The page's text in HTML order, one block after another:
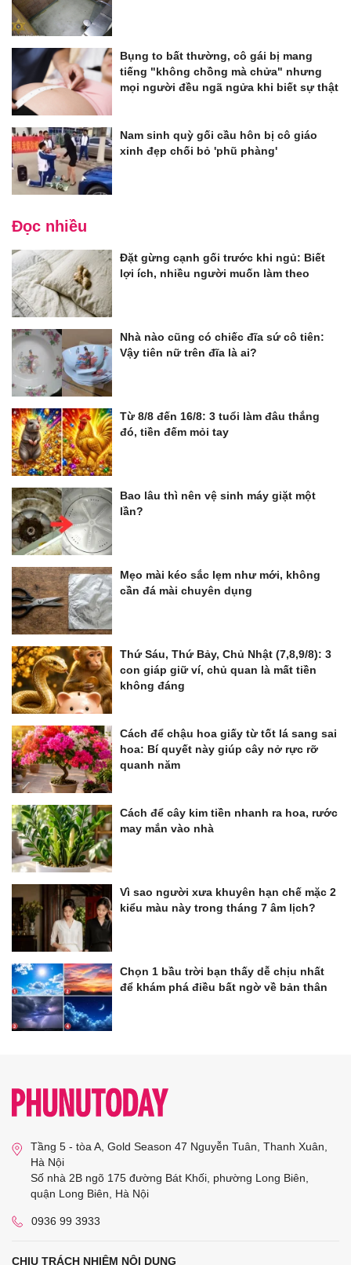
Bụng to bất thường, cô gái bị mang
tiếng "không chồng mà chửa" nhưng
mọi người đều ngã ngửa khi biết sự thật
Nam sinh quỳ gối cầu hôn bị cô giáo
xinh đẹp chối bỏ 'phũ phàng'
Đọc nhiều
Đặt gừng cạnh gối trước khi ngủ: Biết
lợi ích, nhiều người muốn làm theo
Nhà nào cũng có chiếc đĩa sứ cô tiên:
Vậy tiên nữ trên đĩa là ai?
Từ 8/8 đến 16/8: 3 tuổi làm đâu thắng
đó, tiền đếm mỏi tay
Bao lâu thì nên vệ sinh máy giặt một
lần?
Mẹo mài kéo sắc lẹm như mới, không
cần đá mài chuyên dụng
Thứ Sáu, Thứ Bảy, Chủ Nhật (7,8,9/8): 3
con giáp giữ ví, chủ quan là mất tiền
không đáng
Cách để chậu hoa giấy từ tốt lá sang sai
hoa: Bí quyết này giúp cây nở rực rỡ
quanh năm
Cách để cây kim tiền nhanh ra hoa, rước
may mắn vào nhà
Vì sao người xưa khuyên hạn chế mặc 2
kiểu màu này trong tháng 7 âm lịch?
Chọn 1 bầu trời bạn thấy dễ chịu nhất
để khám phá điều bất ngờ về bản thân
Tầng 5 - tòa A, Gold Season 47 Nguyễn Tuân, Thanh Xuân,
Hà Nội
Số nhà 2B ngõ 175 đường Bát Khối, phường Long Biên,
quận Long Biên, Hà Nội
0936 99 3933
CHỊU TRÁCH NHIỆM NỘI DUNG